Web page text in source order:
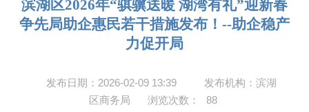
滨湖区2026年“骐骥送暖 湖湾有礼”迎新春
争先局助企惠民若干措施发布！--助企稳产
力促开局
发布日期：2026-02-09 13:39
发布机构：滨湖
区商务局
浏览次数： 88